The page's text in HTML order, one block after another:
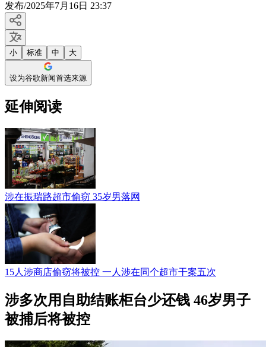
发布/2025年7月16日 23:37
小 标准 中 大
设为谷歌新闻首选来源
延伸阅读
涉在振瑞路超市偷窃 35岁男落网
15人涉商店偷窃将被控 一人涉在同个超市干案五次
涉多次用自助结账柜台少还钱 46岁男子
被捕后将被控